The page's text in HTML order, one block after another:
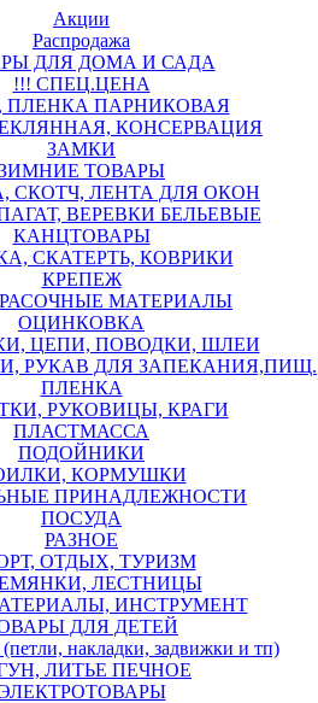
Акции
Распродажа
ДЛЯ ДОМА И САДА
!!! СПЕЦ.ЦЕНА
ПЛЕНКА ПАРНИКОВАЯ
КОНСЕРВАЦИЯ
ЗАМКИ
ТОВАРЫ
СКОТЧ, ЛЕНТА ДЛЯ ОКОН
ВЕРЕВКИ БЕЛЬЕВЫЕ
КАНЦТОВАРЫ
СКАТЕРТЬ, КОВРИКИ
КРЕПЕЖ
МАТЕРИАЛЫ
ОЦИНКОВКА
ЦЕПИ, ПОВОДКИ, ШЛЕИ
РУКАВ ДЛЯ ЗАПЕКАНИЯ,ПИЩ.
ПЛЕНКА
РУКОВИЦЫ, КРАГИ
ПЛАСТМАССА
ПОДОЙНИКИ
КОРМУШКИ
ПРИНАДЛЕЖНОСТИ
ПОСУДА
РАЗНОЕ
ОТДЫХ, ТУРИЗМ
ЛЕСТНИЦЫ
ИНСТРУМЕНТ
ДЛЯ ДЕТЕЙ
накладки, задвижки и тп)
ЛИТЬЕ ПЕЧНОЕ